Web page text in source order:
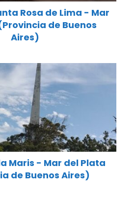
Rosa de Lima - Mar
de Buenos
Aires)
Maris - Mar del Plata
de Buenos Aires)